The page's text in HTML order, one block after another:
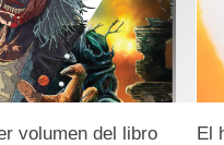
volumen del libro
El